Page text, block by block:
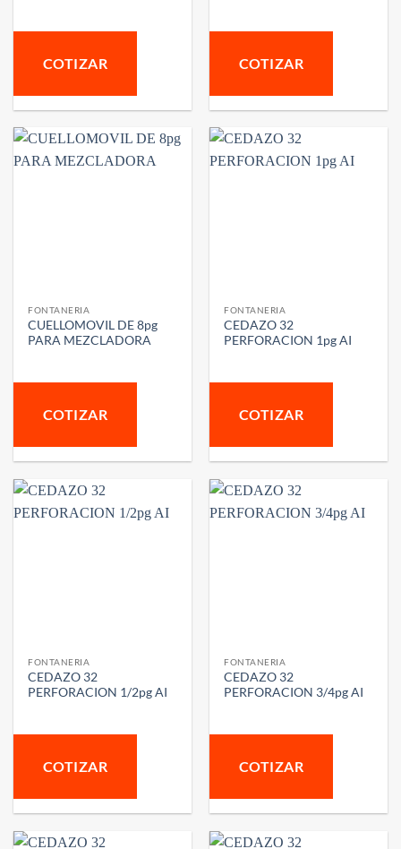
COTIZAR COTIZAR
FONTANERIA
CUELLOMOVIL DE 8pg
PARA MEZCLADORA
COTIZAR
FONTANERIA
CEDAZO 32
PERFORACION 1pg AI
COTIZAR
FONTANERIA
CEDAZO 32
PERFORACION 1/2pg AI
COTIZAR
FONTANERIA
CEDAZO 32
PERFORACION 3/4pg AI
COTIZAR